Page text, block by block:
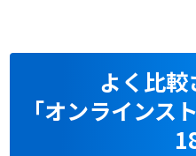
よく比較
「オンラインス